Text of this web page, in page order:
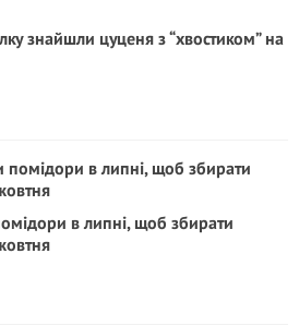
знайшли цуценя з “хвостиком” на
в липні, щоб збирати